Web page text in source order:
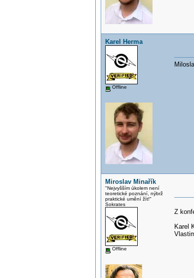
Karel Herma
Offline
Miroslav Minařík
"Nejvyšším úkolem není
teoretické poznání, nýbrž
praktické umění žít!"
Sokrates
Offline
Z
Karel